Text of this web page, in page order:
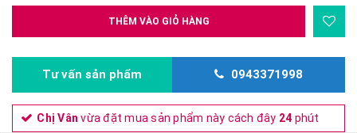
THÊM VÀO GIỎ HÀNG
Tư vấn sản phẩm 0943371998
Chị Vân vừa đặt mua sản phẩm này cách đây 24 phút